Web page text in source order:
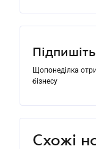
Щопонеділка
бізнесу
Схожі